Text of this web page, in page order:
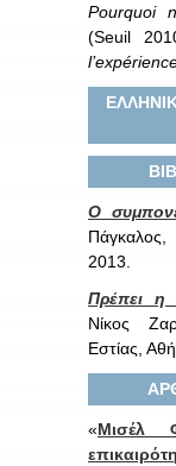
Pourquoi
(Seuil
Ο
Πάγκαλος,
2013.
Πρέπει η
Νίκος
Εστίας,
«Μισέλ